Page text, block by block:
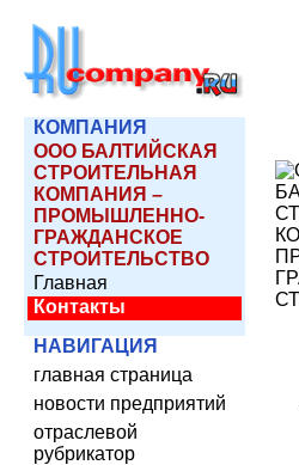
КОМПАНИЯ
ООО БАЛТИЙСКАЯ
СТРОИТЕЛЬНАЯ
КОМПАНИЯ –
ПРОМЫШЛЕННО-
ГРАЖДАНСКОЕ
СТРОИТЕЛЬСТВО
Главная
Контакты
НАВИГАЦИЯ
главная страница
новости предприятий
отраслевой
рубрикатор